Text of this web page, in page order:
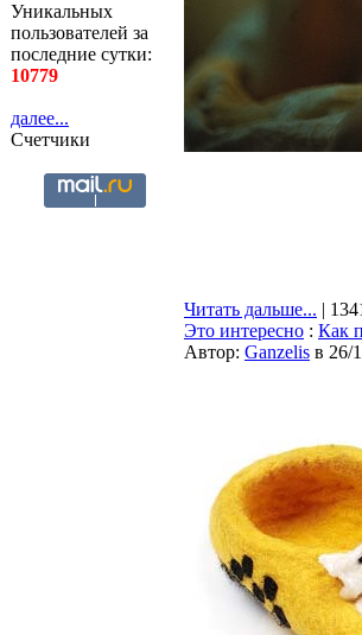
Уникальных
пользователей за
последние сутки:
10779
далее...
Счетчики
Читать дальше... |
Это интересно : Как
Автор: Ganzelis в 26/